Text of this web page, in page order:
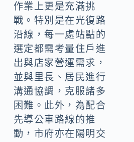
作業上更是充滿挑
戰。特別是在光復路
沿線，每一處站點的
選定都需考量住戶進
出與店家營運需求，
並與里長、居民進行
溝通協調，克服諸多
困難。此外，為配合
先導公車路線的推
動，市府亦在陽明交